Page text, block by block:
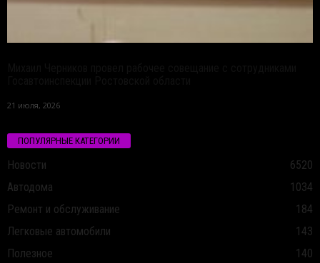
21 июля, 2026
ПОПУЛЯРНЫЕ КАТЕГОРИИ
Новости
6520
Автодома
1034
Ремонт и обслуживание
184
Легковые автомобили
143
Полезное
140